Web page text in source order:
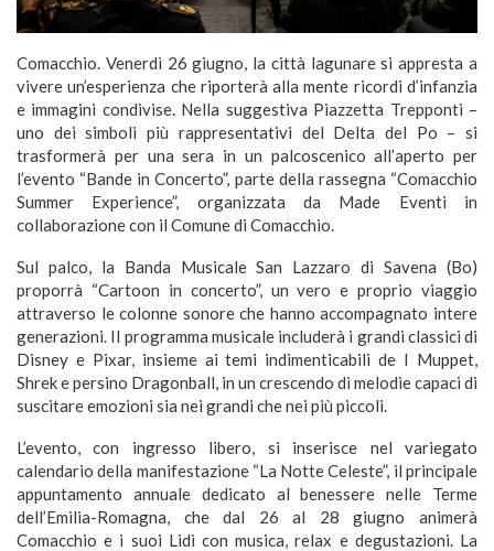
Comacchio. Venerdì 26 giugno, la città lagunare si appresta a
vivere un’esperienza che riporterà alla mente ricordi d’infanzia
e immagini condivise. Nella suggestiva Piazzetta Trepponti –
uno dei simboli più rappresentativi del Delta del Po – si
trasformerà per una sera in un palcoscenico all’aperto per
l’evento “Bande in Concerto”, parte della rassegna “Comacchio
Summer Experience”, organizzata da Made Eventi in
collaborazione con il Comune di Comacchio.
Sul palco, la Banda Musicale San Lazzaro di Savena (Bo)
proporrà “Cartoon in concerto”, un vero e proprio viaggio
attraverso le colonne sonore che hanno accompagnato intere
generazioni. Il programma musicale includerà i grandi classici di
Disney e Pixar, insieme ai temi indimenticabili de I Muppet,
Shrek e persino Dragonball, in un crescendo di melodie capaci di
suscitare emozioni sia nei grandi che nei più piccoli.
L’evento, con ingresso libero, si inserisce nel variegato
calendario della manifestazione “La Notte Celeste”, il principale
appuntamento annuale dedicato al benessere nelle Terme
dell’Emilia-Romagna, che dal 26 al 28 giugno animerà
Comacchio e i suoi Lidi con musica, relax e degustazioni. La